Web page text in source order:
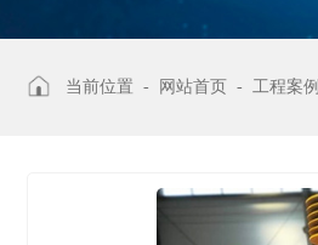
当前位置 - 网站首页 - 工程案例